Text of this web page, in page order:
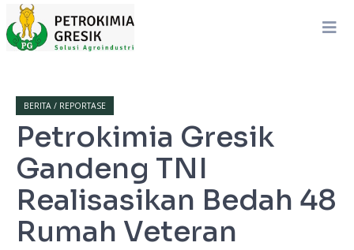
BERITA / REPORTASE
Petrokimia Gresik
Gandeng TNI
Realisasikan Bedah 48
Rumah Veteran